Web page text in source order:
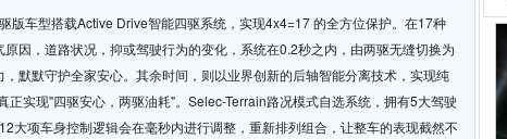
版车型搭载Active Drive智能四驱系统，实现4x4=17 的全方位保护。在17种
因，道路状况，抑或驾驶行为的变化，系统在0.2秒之内，由两驱无缝切换为
默默守护全家安心。其余时间，则以业界创新的后轴智能分离技术，实现纯
正实现"四驱安心，两驱油耗"。Selec-Terrain路况模式自选系统，拥有5大驾驶
大项车身控制逻辑会在毫秒内进行调整，重新排列组合，让整车的表现截然不